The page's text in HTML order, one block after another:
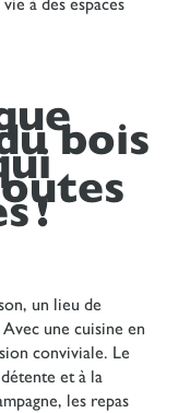
à des espaces
bois
!
un lieu de
une cuisine en
conviviale. Le
et à la
les repas